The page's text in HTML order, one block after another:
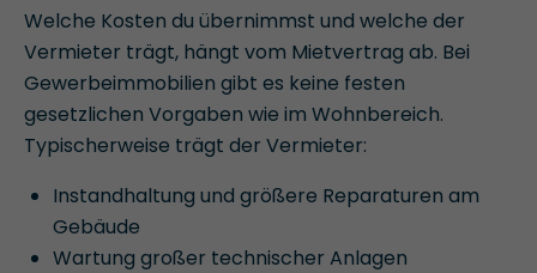
Welche Kosten du übernimmst und welche der
Vermieter trägt, hängt vom Mietvertrag ab. Bei
Gewerbeimmobilien gibt es keine festen
gesetzlichen Vorgaben wie im Wohnbereich.
Typischerweise trägt der Vermieter:
Instandhaltung und größere Reparaturen am
Gebäude
Wartung großer technischer Anlagen